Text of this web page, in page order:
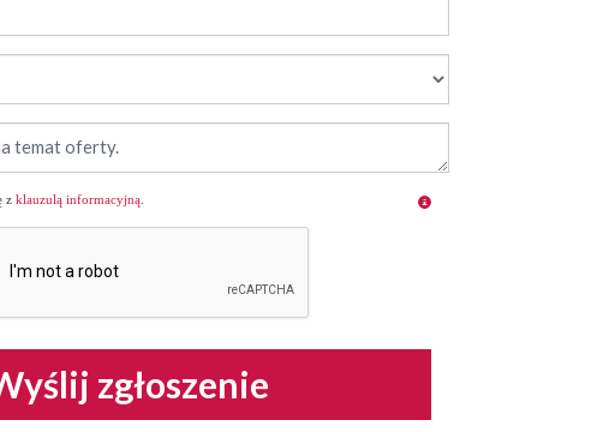
z klauzulą informacyjną.
zgłoszenie